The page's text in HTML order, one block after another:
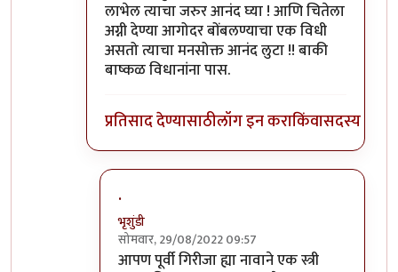
लाभेल त्याचा जरुर आनंद घ्या ! आणि चितेला
अग्नी देण्या आगोदर बोंबलण्याचा एक विधी
असतो त्याचा मनसोक्त आनंद लुटा !! बाकी
बाष्कळ विधानांना पास.
प्रतिसाद देण्यासाठीलॉग इन कराकिंवासदस्य व्हा
.
भृशुंडी
सोमवार, 29/08/2022 09:57
In reply toचितेला अग्नी देणे हेbyप्रसाद गोडबोले
आपण पूर्वी गिरीजा ह्या नावाने एक स्त्री